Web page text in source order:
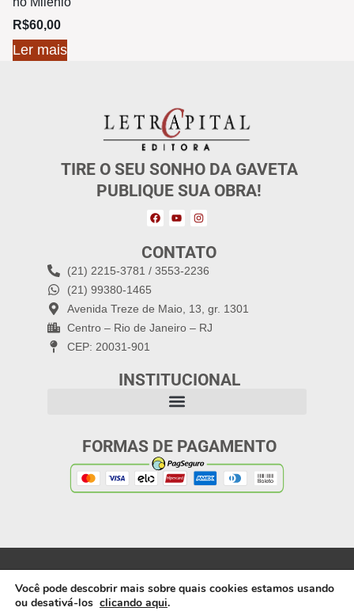
R$60,00
Ler mais
TIRE O SEU SONHO DA GAVETA
PUBLIQUE SUA OBRA!
CONTATO
(21) 2215-3781 / 3553-2236
(21) 99380-1465
Avenida Treze de Maio, 13, gr. 1301
Centro – Rio de Janeiro – RJ
CEP: 20031-901
INSTITUCIONAL
FORMAS DE PAGAMENTO
Capital Editora |
Você pode descobrir mais sobre quais cookies estamos usando
ou desativá-los clicando aqui.